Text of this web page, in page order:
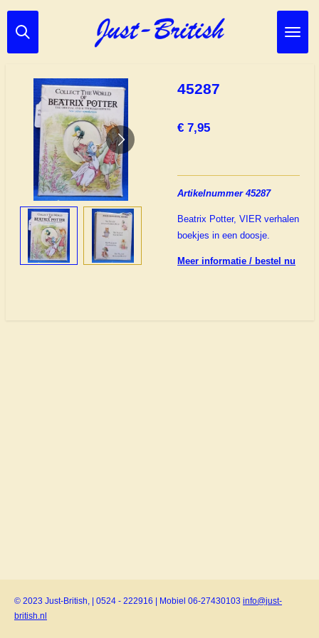
Ga
direct
hoofdinhoud
45287
€ 7,95
Artikelnummer 45287
Beatrix Potter, VIER verhalen
boekjes in een doosje.
Meer informatie / bestel nu
© 2023 Just-British, | 0524 - 222916 | Mobiel 06-27430103 info@just-
british.nl